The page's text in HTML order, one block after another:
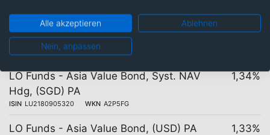
LO Funds - Asia Value Bond, Syst. NAV
Hdg, (EUR) PD
ISIN LU1480986386 WKN
LO Funds - Asia Value Bond, Syst. NAV
Hdg, (SGD) PA
ISIN LU2180905320 WKN A2P5FG
1,34%
LO Funds - Asia Value Bond, (USD) PA 1,33%
Alle akzeptieren Ablehnen
Nein, anpassen